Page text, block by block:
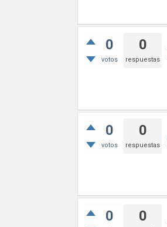
0
votos
0
respuestas
0
votos
0
respuestas
0 0